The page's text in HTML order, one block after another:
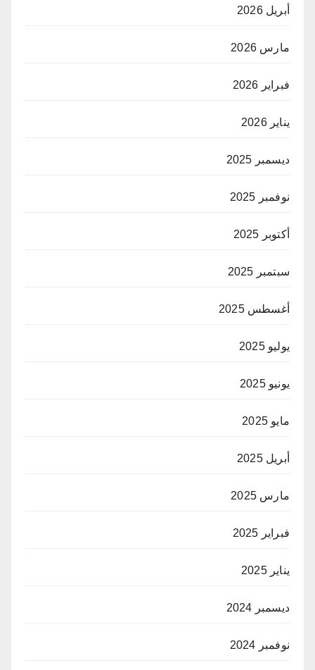
أبريل 2026
مارس 2026
فبراير 2026
يناير 2026
ديسمبر 2025
نوفمبر 2025
أكتوبر 2025
سبتمبر 2025
أغسطس 2025
يوليو 2025
يونيو 2025
مايو 2025
أبريل 2025
مارس 2025
فبراير 2025
يناير 2025
ديسمبر 2024
نوفمبر 2024